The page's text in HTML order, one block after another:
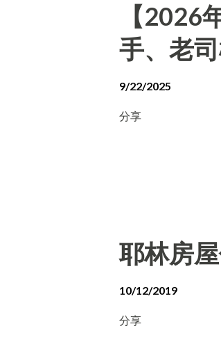
【2026
手、老
9/22/2025
分享
耶林房
10/12/2019
分享